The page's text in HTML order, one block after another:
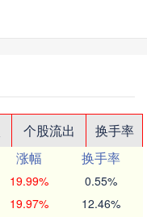
个股流出
换手率
涨幅
换手率
19.99% 0.55%
19.97% 12.46%